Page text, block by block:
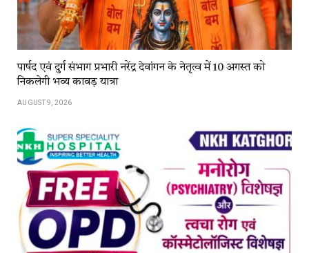
पार्षद एवं दुर्ग संभाग प्रभारी नरेंद्र देवांगन के नेतृत्व में 10 अगस्त को
निकलेगी भव्य कावड़ यात्रा
AUGUST 9, 2026